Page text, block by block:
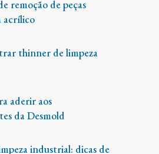
remoção de peças
acrílico
thinner de limpeza
aderir aos
da Desmold
industrial: dicas de